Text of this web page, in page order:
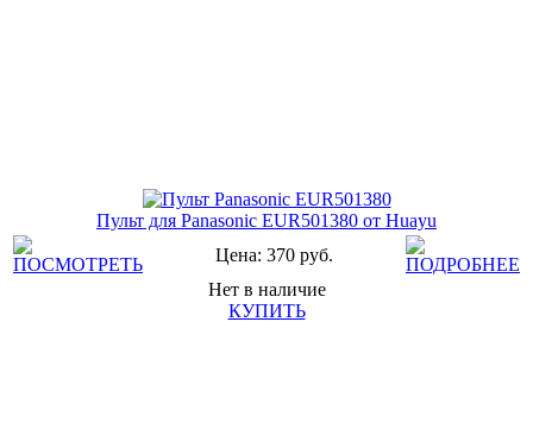
Пульт для Panasonic EUR501380 от Huayu
Цена: 370 руб.
Нет в наличие
КУПИТЬ